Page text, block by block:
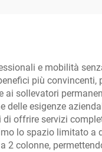
e mobilità
più convincenti,
sollevatori
delle esigenze
offrire servizi
lo spazio limitato a
2 colonne,